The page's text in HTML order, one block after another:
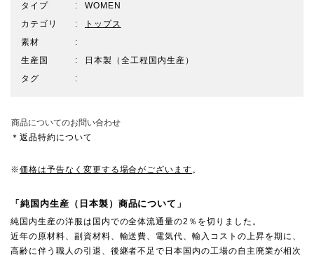
タイプ
WOMEN
カテゴリ
トップス
素材
生産国
日本製（全工程国内生産）
タグ
商品についてのお問い合わせ
＊返品特約について
※価格は予告なく変更する場合がございます。
「純国内生産（日本製）商品について」
純国内生産の洋服は国内での全体流通量の2％を切りました。
近年の原材料、副資材料、輸送費、電気代、輸入コストの上昇を期に、
高齢に伴う職人の引退、後継者不足で日本国内の工場の自主廃業が相次